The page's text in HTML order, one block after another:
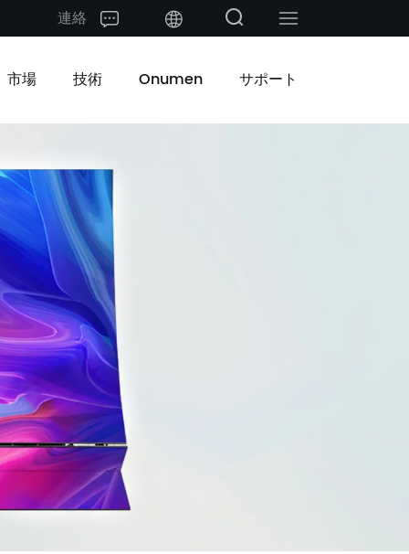
連絡
한국어
français
Deutsch
Español
русский
português
العربية
市場 技術 Onumen サポート